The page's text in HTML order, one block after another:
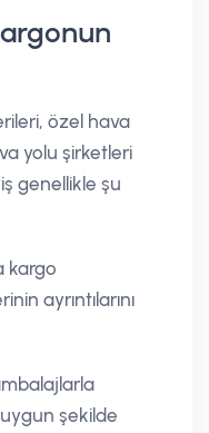
özel hava
yolu şirketleri
genellikle şu
kargo
ayrıntılarını
uygun şekilde